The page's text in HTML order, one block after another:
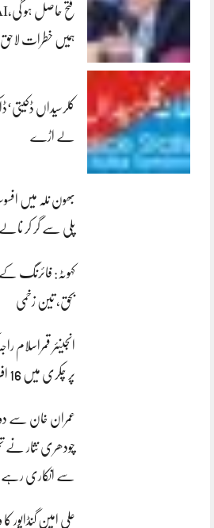
ہمیں خطرات لاحق
لے اڑے
بھون نلہ میں
پلی سے گر کر نالے
کہوٹہ: فائرنگ
بحق، تین زخمی
انجینئر قمراسلام
پر چکری میں 16 افراد کا کامیاب ریسکیو
عمران خان سے
چودھری نثار
سے انکاری رہے
علی امین گنڈاپور کا